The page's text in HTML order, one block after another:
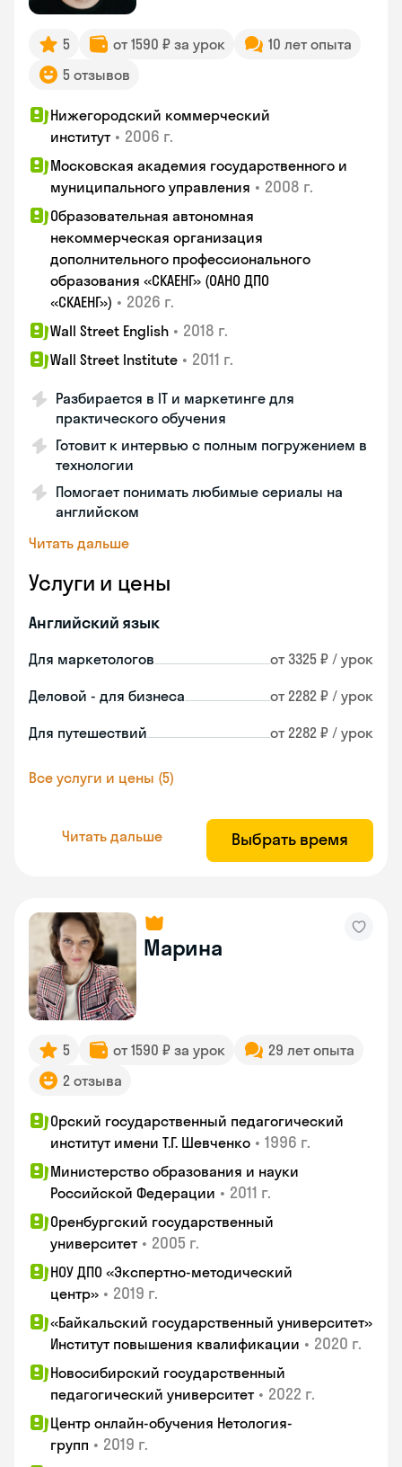
5 от 1590 ₽ за урок
10 лет опыта
5 отзывов
Нижегородский коммерческий
институт • 2006 г.
Московская академия государственного и
муниципального управления • 2008 г.
Образовательная автономная
некоммерческая организация
дополнительного профессионального
образования «СКАЕНГ» (ОАНО ДПО
«СКАЕНГ») • 2026 г.
Wall Street English • 2018 г.
Wall Street Institute • 2011 г.
Разбирается в IT и маркетинге для
практического обучения
Готовит к интервью с полным погружением в
технологии
Помогает понимать любимые сериалы на
английском
Читать дальше
Услуги и цены
Английский язык
Для маркетологов от 3325 ₽ / урок
Деловой - для бизнеса от 2282 ₽ / урок
Для путешествий от 2282 ₽ / урок
Все услуги и цены (5)
Читать дальше Выбрать время
Марина
5 от 1590 ₽ за урок
29 лет опыта
2 отзыва
Орский государственный педагогический
институт имени Т.Г. Шевченко • 1996 г.
Министерство образования и науки
Российской Федерации • 2011 г.
Оренбургский государственный
университет • 2005 г.
НОУ ДПО «Экспертно-методический
центр» • 2019 г.
«Байкальский государственный университет»
Институт повышения квалификации • 2020 г.
Новосибирский государственный
педагогический университет • 2022 г.
Центр онлайн-обучения Нетология-
групп • 2019 г.